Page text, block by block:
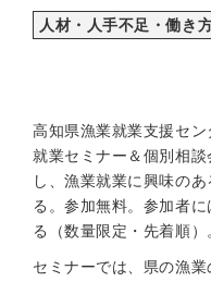
人材・人手不足・働き
高知県漁業就業支援セ
就業セミナー＆個別相
し、漁業就業に興味の
る。参加無料。参加者
る（数量限定・先着順）
セミナーでは、県の漁